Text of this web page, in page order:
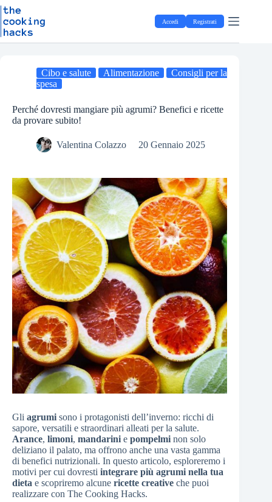
S
t
Salta
al
contenuto
Accedi Registrati
Cibo e salute Alimentazione
Consigli per la
spesa
Perché dovresti mangiare più agrumi? Benefici e ricette
da provare subito!
Valentina Colazzo 20 Gennaio 2025
Gli agrumi sono i protagonisti dell’inverno: ricchi di
sapore, versatili e straordinari alleati per la salute.
Arance, limoni, mandarini e pompelmi non solo
deliziano il palato, ma offrono anche una vasta gamma
di benefici nutrizionali. In questo articolo, esploreremo i
motivi per cui dovresti integrare più agrumi nella tua
dieta e scopriremo alcune ricette creative che puoi
realizzare con The Cooking Hacks.